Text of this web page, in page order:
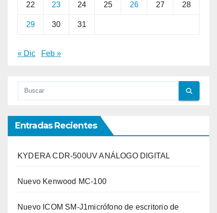
22 23 24 25 26 27 28
29 30 31
« Dic Feb »
Entradas Recientes
KYDERA CDR-500UV ANÁLOGO DIGITAL
Nuevo Kenwood MC-100
Nuevo ICOM SM-J1micrófono de escritorio de